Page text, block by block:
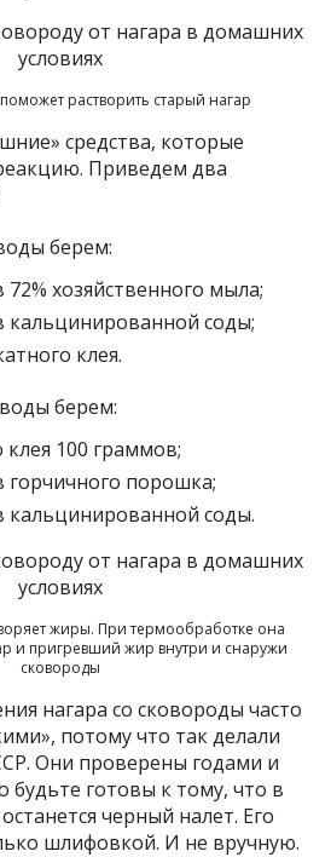
растворить старый нагар
средства, которые
Приведем два
берем:
хозяйственного мыла;
кальцинированной соды;
клея.
берем:
клея 100 граммов;
горчичного порошка;
кальцинированной соды.
жиры. При термообработке она
и пригревший жир внутри и снаружи
сковороды
нагара со сковороды часто
потому что так делали
Они проверены годами и
будьте готовы к тому, что в
черный налет. Его
шлифовкой. И не вручную.